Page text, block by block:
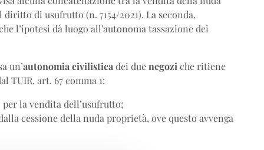
di usufrutto (n. 7154/2021). La seconda,
l’ipotesi dà luogo all’autonoma tassazione dei
un’autonomia civilistica dei duenegozi che ritiene
TUIR, art. 67 comma 1:
la vendita dell’usufrutto;
cessione della nuda proprietà, ove questo avvenga